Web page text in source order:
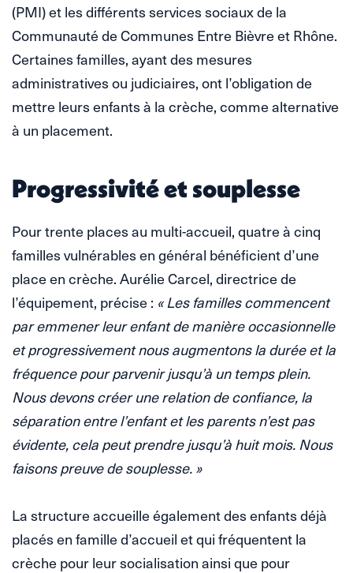
(PMI) et les différents services sociaux de la
Communauté de Communes Entre Bièvre et Rhône.
Certaines familles, ayant des mesures
administratives ou judiciaires, ont l’obligation de
mettre leurs enfants à la crèche, comme alternative
à un placement.
Progressivité et souplesse
Pour trente places au multi-accueil, quatre à cinq
familles vulnérables en général bénéficient d’une
place en crèche. Aurélie Carcel, directrice de
l’équipement, précise : « Les familles commencent
par emmener leur enfant de manière occasionnelle
et progressivement nous augmentons la durée et la
fréquence pour parvenir jusqu’à un temps plein.
Nous devons créer une relation de confiance, la
séparation entre l’enfant et les parents n’est pas
évidente, cela peut prendre jusqu’à huit mois. Nous
faisons preuve de souplesse. »
La structure accueille également des enfants déjà
placés en famille d’accueil et qui fréquentent la
crèche pour leur socialisation ainsi que pour